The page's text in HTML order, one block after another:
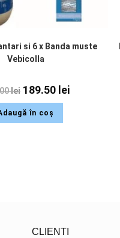
si 6 x Banda muste
Vebicolla
lei 189.50 lei
în coș
CLIENTI